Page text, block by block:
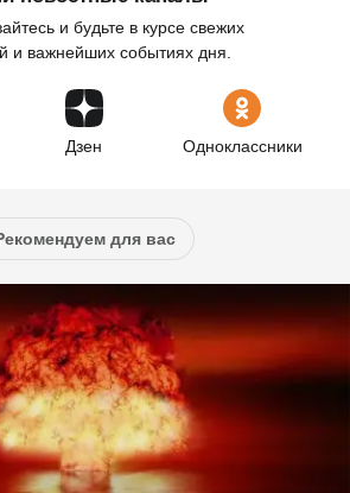
и будьте в курсе свежих
и важнейших событиях дня.
Дзен Одноклассники
для вас